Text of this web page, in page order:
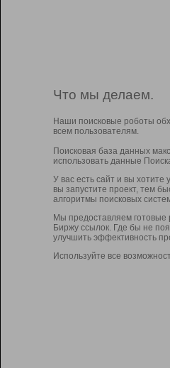
Что мы делаем.
Наши поисковые роботы
всем пользователям.
Поисковая база данных
использовать данные
У вас есть сайт и вы
вы запустите проект, тем
алгоритмы поисковых
Мы предоставляем готовые
Биржу ссылок. Где бы не
улучшить эффективность
Используйте все